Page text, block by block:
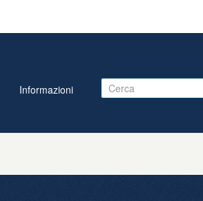
Informazioni